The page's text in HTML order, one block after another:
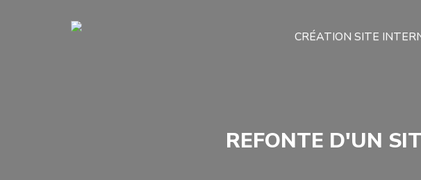
CRÉATION SITE
REFONTE D'UN